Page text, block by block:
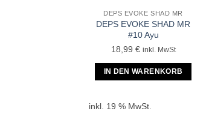
DEPS EVOKE SHAD MR
DEPS EVOKE SHAD MR
#10 Ayu
18,99 € inkl. MwSt
IN DEN WARENKORB
inkl. 19 % MwSt.